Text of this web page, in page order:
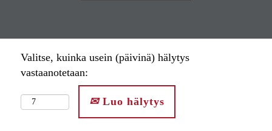
Valitse, kuinka usein (päivinä) hälytys
vastaanotetaan:
Luo hälytys